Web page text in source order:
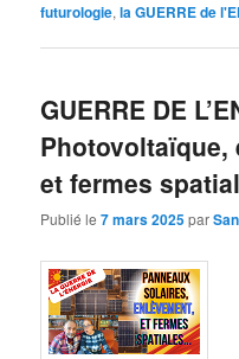
futurologie,la GUERRE de
GUERRE DE
Photovoltaïque,
et fermes
Publié le7 mars 2025par